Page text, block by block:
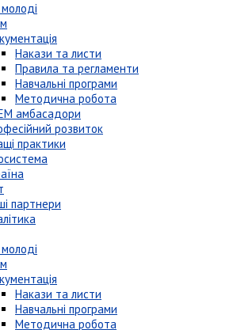
Накази та листи
Правила та регламенти
Навчальні програми
Методична робота
амбасадори
розвиток
практики
партнери
Накази та листи
Навчальні програми
Методична робота